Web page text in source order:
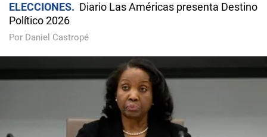
ELECCIONES
Diario Las Américas presenta Destino
Político 2026
Por Daniel Castropé